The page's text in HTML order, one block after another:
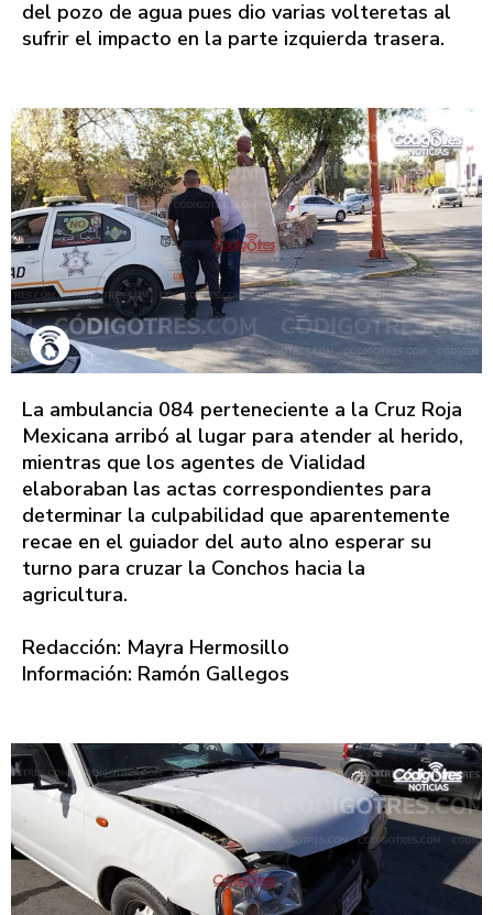
del pozo de agua pues dio varias volteretas al
sufrir el impacto en la parte izquierda trasera.
La ambulancia 084 perteneciente a la Cruz Roja
Mexicana arribó al lugar para atender al herido,
mientras que los agentes de Vialidad
elaboraban las actas correspondientes para
determinar la culpabilidad que aparentemente
recae en el guiador del auto alno esperar su
turno para cruzar la Conchos hacia la
agricultura.
Redacción: Mayra Hermosillo
Información: Ramón Gallegos